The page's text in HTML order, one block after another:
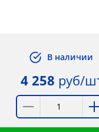
В наличии
4 258 руб/